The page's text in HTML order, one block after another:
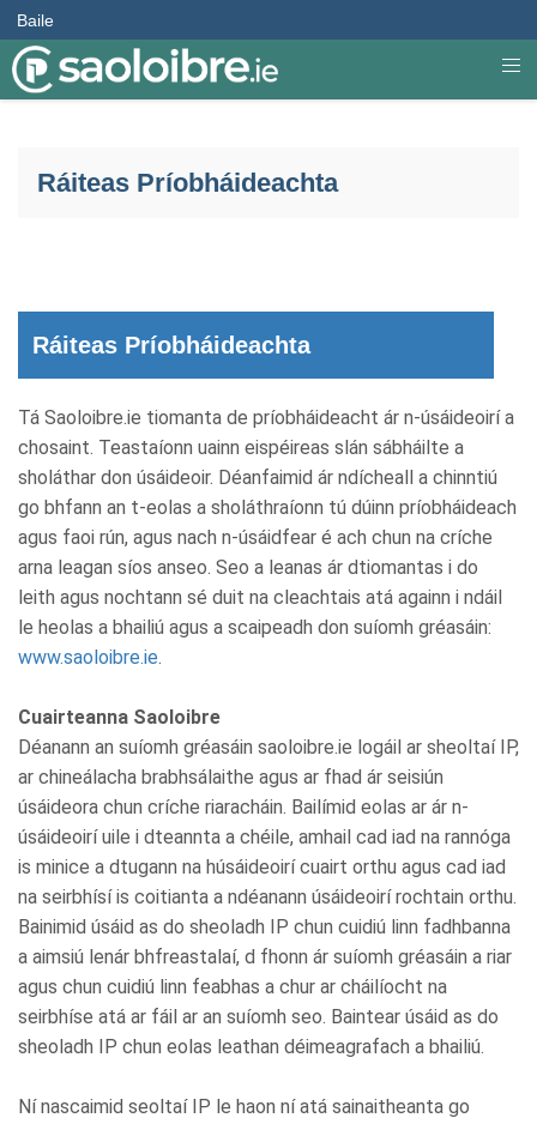
Baile
Ráiteas Príobháideachta
Ráiteas Príobháideachta
Tá Saoloibre.ie tiomanta de príobháideacht ár n-úsáideoirí a
chosaint. Teastaíonn uainn eispéireas slán sábháilte a
sholáthar don úsáideoir. Déanfaimid ár ndícheall a chinntiú
go bhfann an t-eolas a sholáthraíonn tú dúinn príobháideach
agus faoi rún, agus nach n-úsáidfear é ach chun na críche
arna leagan síos anseo. Seo a leanas ár dtiomantas i do
leith agus nochtann sé duit na cleachtais atá againn i ndáil
le heolas a bhailiú agus a scaipeadh don suíomh gréasáin:
www.saoloibre.ie.
Cuairteanna Saoloibre
Déanann an suíomh gréasáin saoloibre.ie logáil ar sheoltaí IP,
ar chineálacha brabhsálaithe agus ar fhad ár seisiún
úsáideora chun críche riaracháin. Bailímid eolas ar ár n-
úsáideoirí uile i dteannta a chéile, amhail cad iad na rannóga
is minice a dtugann na húsáideoirí cuairt orthu agus cad iad
na seirbhísí is coitianta a ndéanann úsáideoirí rochtain orthu.
Bainimid úsáid as do sheoladh IP chun cuidiú linn fadhbanna
a aimsiú lenár bhfreastalaí, d fhonn ár suíomh gréasáin a riar
agus chun cuidiú linn feabhas a chur ar cháilíocht na
seirbhíse atá ar fáil ar an suíomh seo. Baintear úsáid as do
sheoladh IP chun eolas leathan déimeagrafach a bhailiú.
Ní nascaimid seoltaí IP le haon ní atá sainaitheanta go